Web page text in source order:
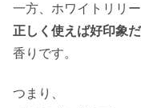
一方、ホワイトリリー
正しく使えば好印象
香りです。
つまり、